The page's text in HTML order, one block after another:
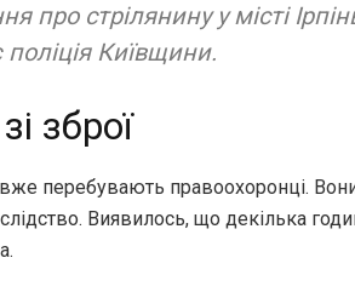
про стрілянину у місті
Київщини.
зброї
перебувають правоохоронці.
Виявилось, що декілька